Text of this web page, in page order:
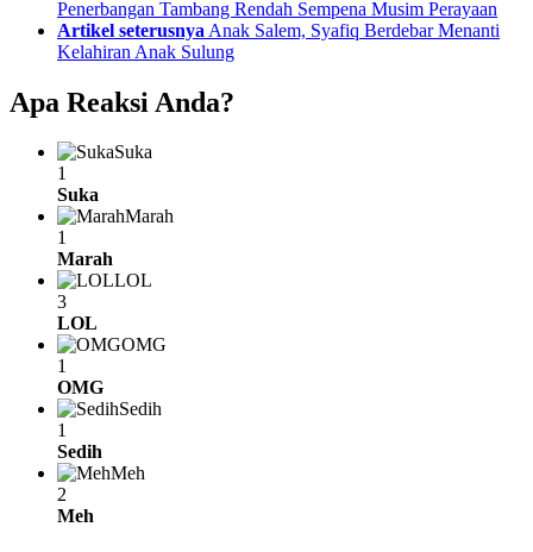
Penerbangan Tambang Rendah Sempena Musim Perayaan
Artikel seterusnya Anak Salem, Syafiq Berdebar Menanti
Kelahiran Anak Sulung
Apa Reaksi Anda?
Suka
1
Suka
Marah
1
Marah
LOL
3
LOL
OMG
1
OMG
Sedih
1
Sedih
Meh
2
Meh